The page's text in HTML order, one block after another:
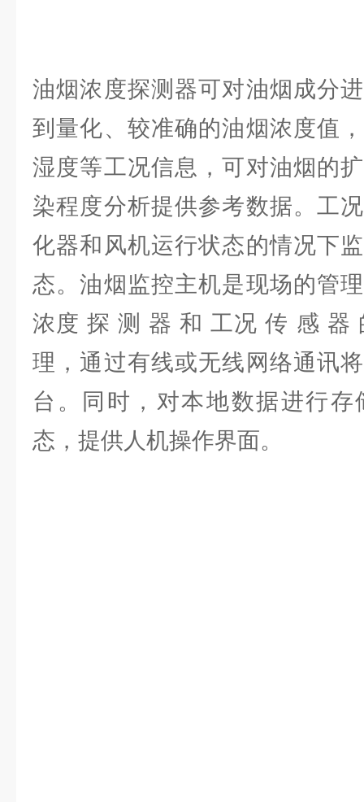
油烟浓度探测器可对油烟成分
到量化、较准确的油烟浓度值
湿度等工况信息，可对油烟的
染程度分析提供参考数据。工
化器和风机运行状态的情况下
态。油烟监控主机是现场的管
浓度 探 测 器 和 工况 传 感 器
理，通过有线或无线网络通讯
台。同时，对本地数据进行
态，提供人机操作界面。